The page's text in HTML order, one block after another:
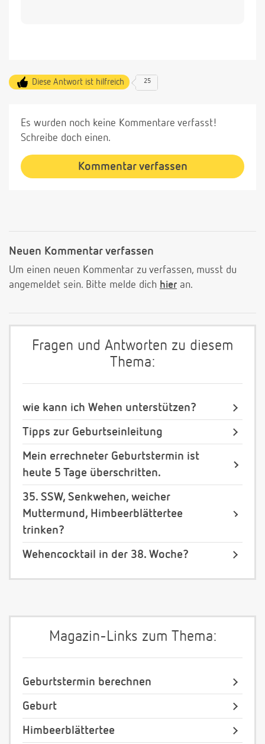
Diese Antwort ist hilfreich 25
Es wurden noch keine Kommentare verfasst!
Schreibe doch einen.
Kommentar verfassen
Neuen Kommentar verfassen
Um einen neuen Kommentar zu verfassen, musst du
angemeldet sein. Bitte melde dich hier an.
Fragen und Antworten zu diesem
Thema:
wie kann ich Wehen unterstützen?
Tipps zur Geburtseinleitung
Mein errechneter Geburtstermin ist
heute 5 Tage überschritten.
35. SSW, Senkwehen, weicher
Muttermund, Himbeerblättertee
trinken?
Wehencocktail in der 38. Woche?
Magazin-Links zum Thema:
Geburtstermin berechnen
Geburt
Himbeerblättertee